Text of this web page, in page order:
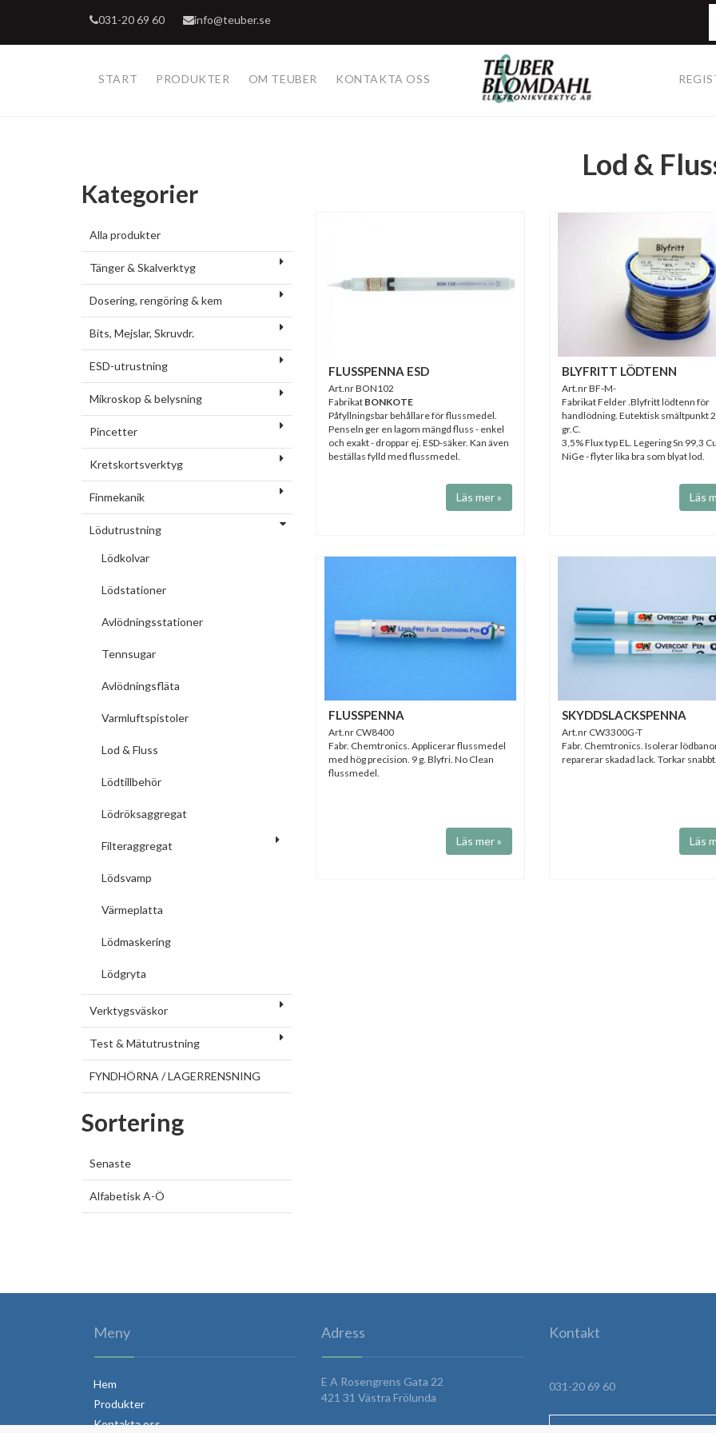
031-20 69 60 info@teuber.se
START PRODUKTER OM TEUBER KONTAKTA OSS
Kategorier
Alla produkter
Tänger & Skalverktyg
Dosering, rengöring & kem
Bits, Mejslar, Skruvdr.
ESD-utrustning
Mikroskop & belysning
Pincetter
Kretskortsverktyg
Finmekanik
Lödutrustning
Lödkolvar
Lödstationer
Avlödningsstationer
Tennsugar
Avlödningsfläta
Varmluftspistoler
Lod & Fluss
Lödtillbehör
Lödröksaggregat
Filteraggregat
Lödsvamp
Värmeplatta
Lödmaskering
Lödgryta
Verktygsväskor
Test & Mätutrustning
FYNDHÖRNA / LAGERRENSNING
Sortering
Senaste
Alfabetisk A-Ö
Lod &
FLUSSPENNA ESD
Art.nr BON102
Fabrikat BONKOTE
Påfyllningsbar behållare för flussmedel.
Penseln ger en lagom mängd fluss - enkel
och exakt - droppar ej. ESD-säker. Kan även
beställas fylld med flussmedel.
Läs mer »
BLYFRITT LÖDTENN
Art.nr BF-M-
Fabrikat Felder .Blyfritt lödtenn för
handlödning. Eutektisk smältpunkt
gr.C.
3,5% Flux typ EL. Legering Sn 99,3
NiGe - flyter lika bra som blyat lod.
Läs
FLUSSPENNA
Art.nr CW8400
Fabr. Chemtronics. Applicerar flussmedel
med hög precision. 9 g. Blyfri. No Clean
flussmedel.
Läs mer »
SKYDDSLACKSPENNA
Art.nr CW3300G-T
Fabr. Chemtronics. Isolerar
reparerar skadad lack. Torkar snabbt.
Läs
Meny
Hem
Produkter
Kontakta oss
Adress
E A Rosengrens Gata 22
421 31 Västra Frölunda
Kontakt
031-20 69 60